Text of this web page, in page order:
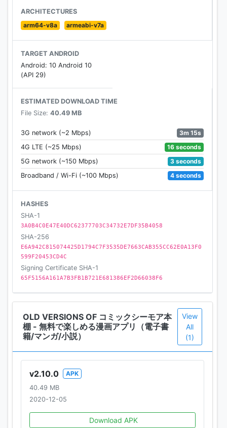
一般書籍・雑誌なども豊富な作品を配信中!!
【愛がすごい！】
ア』
皆様の愛に包まれて15周年をむかえた老舗電子書籍サ
イトです。15年でたまったレビューは180万件超え！レ
合言葉は『WE LOVE COMIC!』
【オリジナル作品がすごい！】
コミックシーモアオリジナル作品も大人気!! 『この男
は人生最大の過ちです』『家政夫のナギサさん』など
ドラマ化作品ぞくぞく誕生中！コミックシーモアなら
話題のオリジナル作品も一番オトクに読めます!!
【電子書籍をダウンロードしてどこでも読める】
「コミックシーモア」で購入した電子コミックをいつ
でもどこでも持ち運べる!!一度ダウンロードすればイン
ターネットのつながらない場所でも読めるので、通勤
中や待ち時間に楽しめます。
電子コミックの購入には、コミックシーモア無料会員
アカウントが必要です。アプリから無料会員登録する
【本棚をカスタマイズ可能】
自分好みに本棚をカスタマイズ可能!!たくさん本を購入
する方でも読み易く整理ができます!!
【安心・安全の電子書籍サービス】
2004年のサービス開始以降、多くのお客様にご支持い
ただき15周年を迎えた老舗電子書籍サービスです。
▼こんな方へおすすめ▼
【マンガを思いっきり楽しみたい】
ARCHITECTURES
arm64-v8a
armeabi-v7a
TARGET ANDROID
Android: 10 Android 10
(API 29)
ESTIMATED DOWNLOAD TIME
File Size: 40.49 MB
3G network (~2 Mbps)
3m 15s
4G LTE (~25 Mbps)
16 seconds
5G network (~150 Mbps)
3 seconds
Broadband / Wi-Fi (~100 Mbps)
4 seconds
HASHES
SHA-1
3A0B4C0E47E40DC62377703C34732E7DF35B4058
SHA-256
E6A942C815074425D1794C7F3535DE7663CAB355CC62E0A13F0
599F20453CD4C
Signing Certificate SHA-1
65F5156A161A7B3FB1B721E681386EF2D66038F6
OLD VERSIONS OF コミックシーモア本
棚 - 無料で楽しめる漫画アプリ（電子書
籍/マンガ/小説）
View
All
(1)
v2.10.0
APK
40.49 MB
2020-12-05
Download APK